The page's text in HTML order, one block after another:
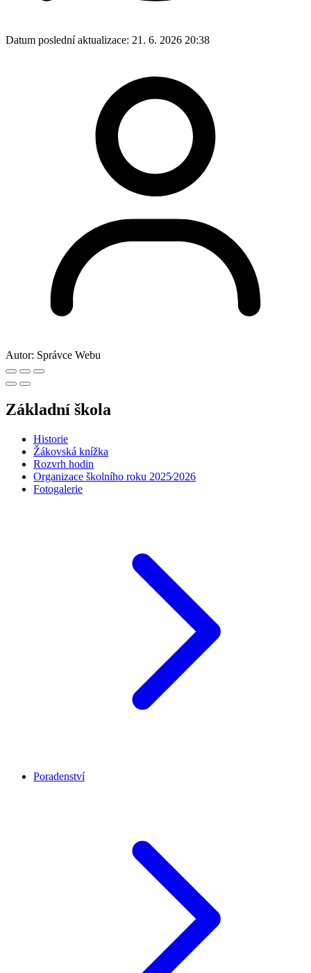
Datum poslední aktualizace: 21. 6. 2026 20:38
Autor: Správce Webu
Základní škola
Historie
Žákovská knížka
Rozvrh hodin
Organizace školního roku 2025⁄2026
Fotogalerie
Poradenství